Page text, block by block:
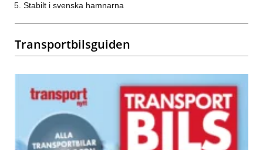
Stabilt i svenska hamnarna
Transportbilsguiden